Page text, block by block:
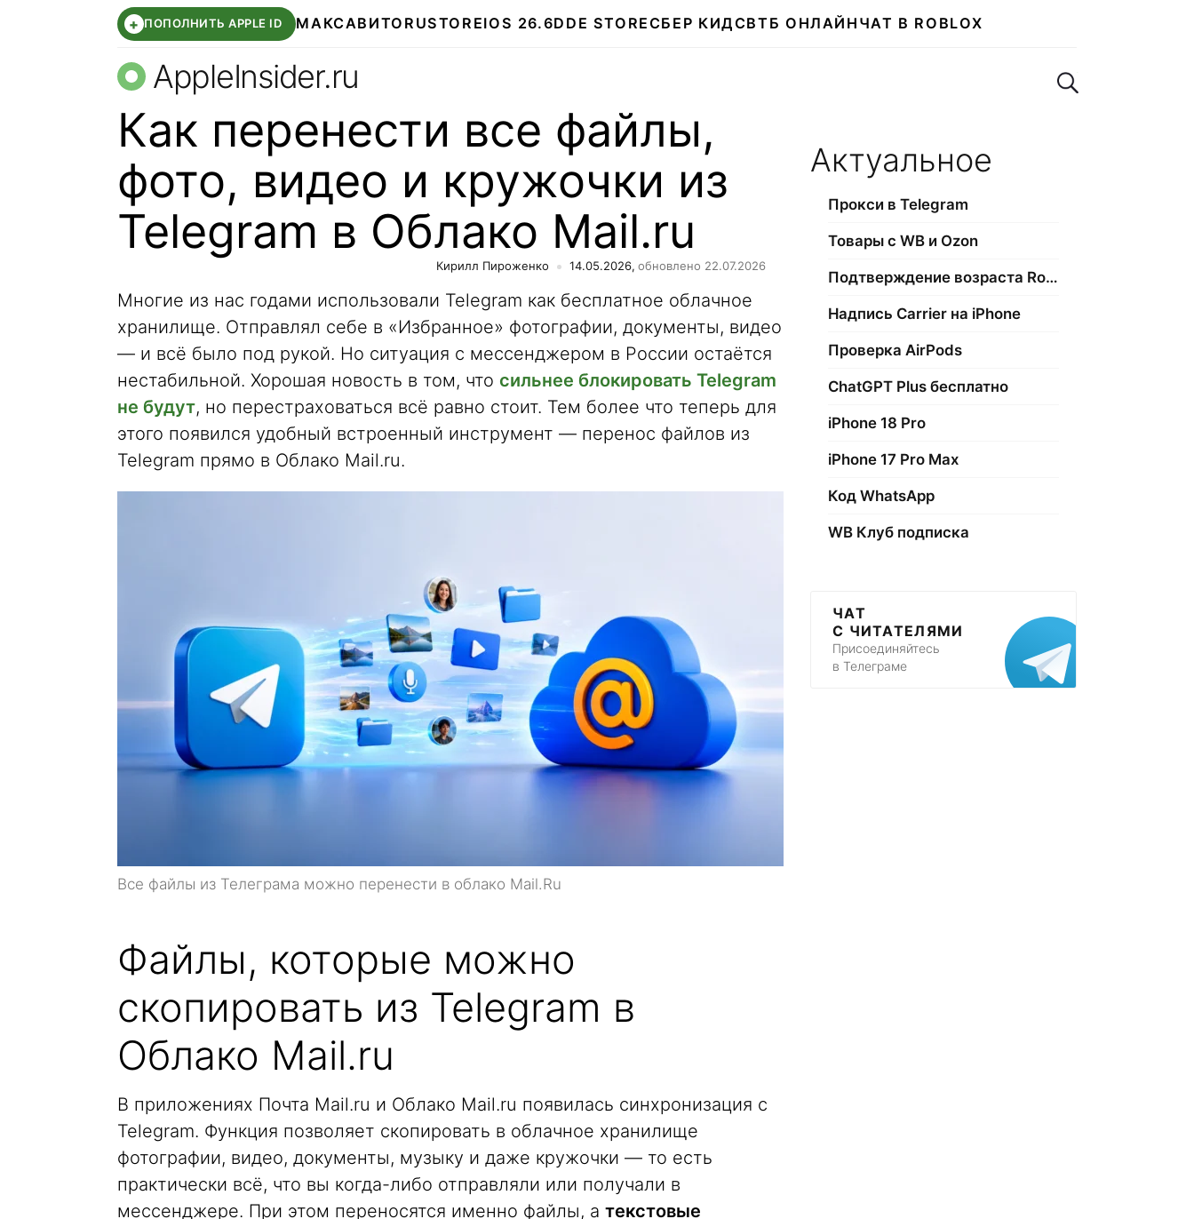
+ ПОПОЛНИТЬ APPLE ID МАКСАВИТО RUSTOREIOS 26.6DDE STORE СБЕР КИДСВТБ ОНЛАЙН ЧАТ В ROBLOX
AppleInsider.ru Поиск по сайту
Как перенести все файлы,
фото, видео и кружочки из
Telegram в Облако Mail.ru
Кирилл Пироженко 14.05.2026, обновлено 22.07.2026
Многие из нас годами использовали Telegram как бесплатное облачное
хранилище. Отправлял себе в «Избранное» фотографии, документы, видео
— и всё было под рукой. Но ситуация с мессенджером в России остаётся
нестабильной. Хорошая новость в том, что сильнее блокировать Telegram
не будут, но перестраховаться всё равно стоит. Тем более что теперь для
этого появился удобный встроенный инструмент — перенос файлов из
Telegram прямо в Облако Mail.ru.
Все файлы из Телеграма можно перенести в облако Mail.Ru
Файлы, которые можно
скопировать из Telegram в
Облако Mail.ru
В приложениях Почта Mail.ru и Облако Mail.ru появилась синхронизация с
Telegram. Функция позволяет скопировать в облачное хранилище
фотографии, видео, документы, музыку и даже кружочки — то есть
практически всё, что вы когда-либо отправляли или получали в
мессенджере. При этом переносятся именно файлы, а текстовые
Актуальное
Прокси в Telegram
Товары с WB и Ozon
Подтверждение возраста Roblox
Надпись Carrier на iPhone
Проверка AirPods
ChatGPT Plus бесплатно
iPhone 18 Pro
iPhone 17 Pro Max
Код WhatsApp
WB Клуб подписка
ЧАТ
С ЧИТАТЕЛЯМИ
Присоединяйтесь
в Телеграме